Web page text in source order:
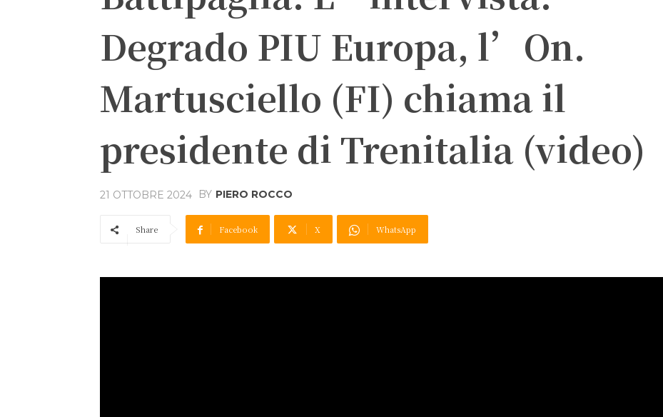
Degrado PIU Europa, l’On.
Martusciello (FI) chiama il
presidente di Trenitalia (video)
21 OTTOBRE 2024 BY PIERO ROCCO
Share Facebook X WhatsApp